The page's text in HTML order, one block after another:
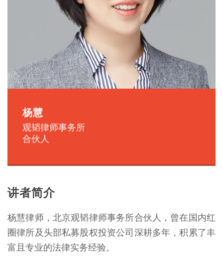
杨慧
观韬律师事务所
合伙人
讲者简介
杨慧律师，北京观韬律师事务所合伙人，曾在国内红
圈律所及头部私募股权投资公司深耕多年，积累了丰
富且专业的法律实务经验。